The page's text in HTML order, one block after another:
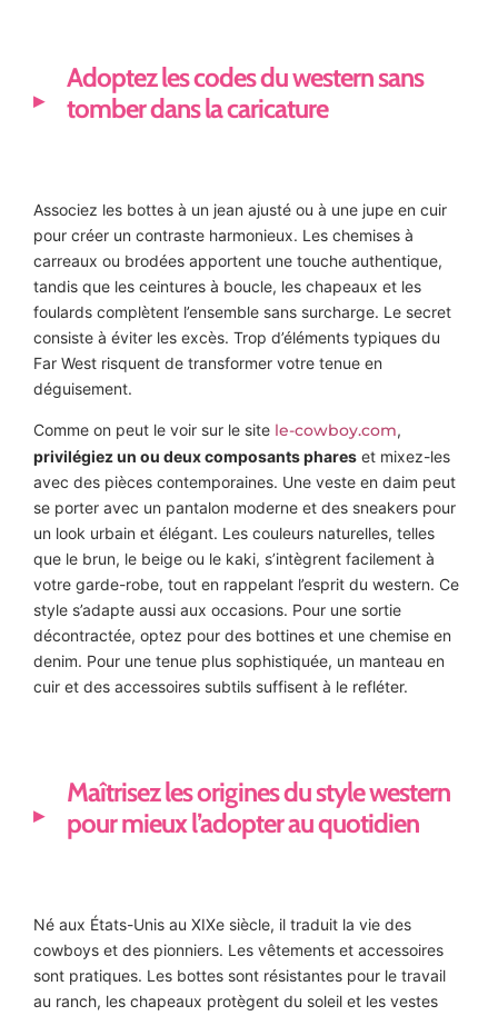
Adoptez les codes du western sans
tomber dans la caricature
Associez les bottes à un jean ajusté ou à une jupe en cuir
pour créer un contraste harmonieux. Les chemises à
carreaux ou brodées apportent une touche authentique,
tandis que les ceintures à boucle, les chapeaux et les
foulards complètent l’ensemble sans surcharge. Le secret
consiste à éviter les excès. Trop d’éléments typiques du
Far West risquent de transformer votre tenue en
déguisement.
Comme on peut le voir sur le site le-cowboy.com,
privilégiez un ou deux composants phares et mixez-les
avec des pièces contemporaines. Une veste en daim peut
se porter avec un pantalon moderne et des sneakers pour
un look urbain et élégant. Les couleurs naturelles, telles
que le brun, le beige ou le kaki, s’intègrent facilement à
votre garde-robe, tout en rappelant l’esprit du western. Ce
style s’adapte aussi aux occasions. Pour une sortie
décontractée, optez pour des bottines et une chemise en
denim. Pour une tenue plus sophistiquée, un manteau en
cuir et des accessoires subtils suffisent à le refléter.
Maîtrisez les origines du style western
pour mieux l’adopter au quotidien
Né aux États-Unis au XIXe siècle, il traduit la vie des
cowboys et des pionniers. Les vêtements et accessoires
sont pratiques. Les bottes sont résistantes pour le travail
au ranch, les chapeaux protègent du soleil et les vestes